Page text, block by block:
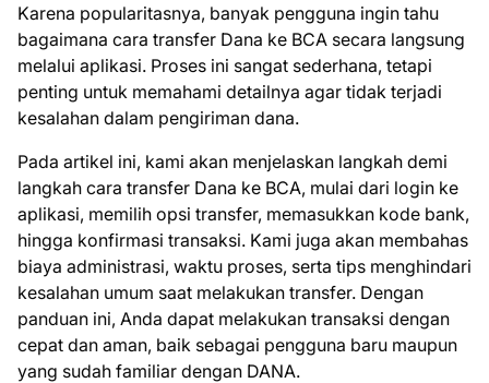
Karena popularitasnya, banyak pengguna ingin tahu
bagaimana cara transfer Dana ke BCA secara langsung
melalui aplikasi. Proses ini sangat sederhana, tetapi
penting untuk memahami detailnya agar tidak terjadi
kesalahan dalam pengiriman dana.
Pada artikel ini, kami akan menjelaskan langkah demi
langkah cara transfer Dana ke BCA, mulai dari login ke
aplikasi, memilih opsi transfer, memasukkan kode bank,
hingga konfirmasi transaksi. Kami juga akan membahas
biaya administrasi, waktu proses, serta tips menghindari
kesalahan umum saat melakukan transfer. Dengan
panduan ini, Anda dapat melakukan transaksi dengan
cepat dan aman, baik sebagai pengguna baru maupun
yang sudah familiar dengan DANA.